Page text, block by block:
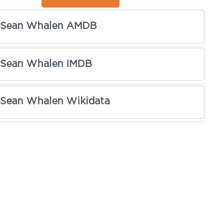
Sean Whalen AMDB
Sean Whalen IMDB
Sean Whalen Wikidata